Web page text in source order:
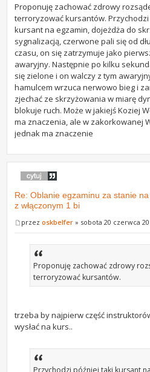
Proponuję zachować zdrowy
terroryzować kursantów.
kursant na egzamin, dojeżdża do
sygnalizacją, czerwone pali się od
czasu, on się zatrzymuje jako
awaryjny. Następnie po kilku
się zielone i on walczy z tym
hamulcem wrzuca nerwowo bieg i
zjechać ze skrzyżowania w miarę
blokuje ruch. Może w jakiejś Koziej
ma znaczenia, ale w zakorkowanej
jednak ma znaczenie
Re: Oblanie egzaminu za stanie
z włączonym 1 bi
przezoskbelfer » sobota 20 czerwca
Proponuję zachować zdrowy
terroryzować kursantów.
trzeba by najpierw część
wysłać na kurs..
Przychodzi później taki kursant